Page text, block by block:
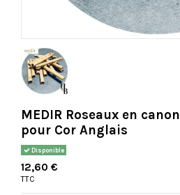
MEDIR Roseaux en canon
pour Cor Anglais
Disponible
12,60 €
TTC